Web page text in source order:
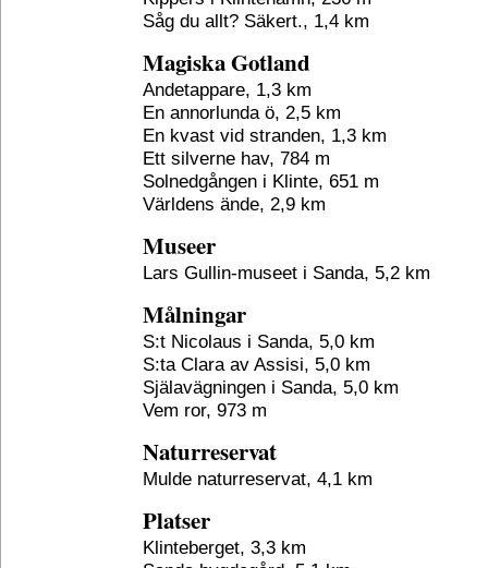
Såg du allt? Säkert., 1,4 km
Magiska Gotland
Andetappare, 1,3 km
En annorlunda ö, 2,5 km
En kvast vid stranden, 1,3 km
Ett silverne hav, 784 m
Solnedgången i Klinte, 651 m
Världens ände, 2,9 km
Museer
Lars Gullin-museet i Sanda, 5,2 km
Målningar
S:t Nicolaus i Sanda, 5,0 km
S:ta Clara av Assisi, 5,0 km
Själavägningen i Sanda, 5,0 km
Vem ror, 973 m
Naturreservat
Mulde naturreservat, 4,1 km
Platser
Klinteberget, 3,3 km